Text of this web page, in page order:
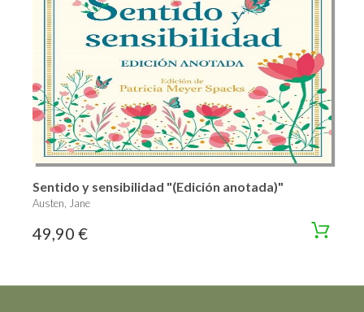
Sentido y sensibilidad "(Edición anotada)"
Austen, Jane
49,90 €